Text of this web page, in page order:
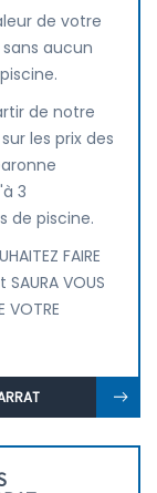
de votre
aucun
de notre
les prix des
3
de piscine.
FAIRE
SAURA VOUS
VOTRE